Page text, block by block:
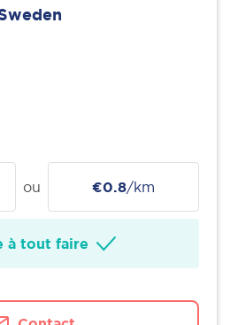
ou €0.8/km
à tout faire